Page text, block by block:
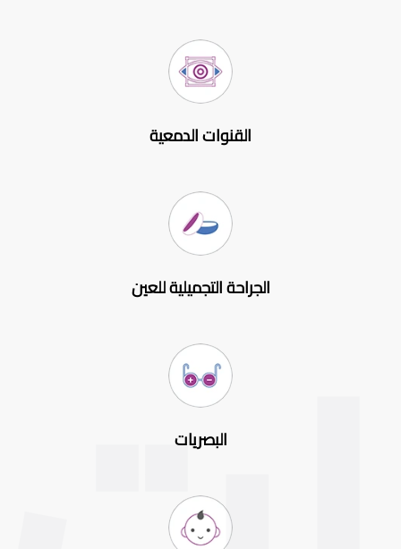
القنوات الدمعية
الجراحة التجميلية للعين
البصريات